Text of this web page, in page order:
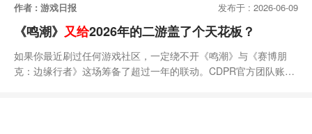
作者 : 游戏日报 发布于 : 2026-06-09
《鸣潮》 又给2026年的二游盖了个天花板？
如果你最近刷过任何游戏社区，一定绕不开《鸣潮》与《赛博朋
克：边缘行者》这场筹备了超过一年的联动。CDPR官方团队账号